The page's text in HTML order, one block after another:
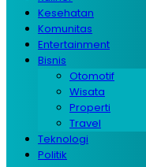
Kesehatan
Komunitas
Entertainment
Bisnis
Otomotif
Wisata
Properti
Travel
Teknologi
Politik